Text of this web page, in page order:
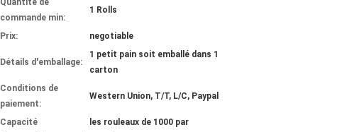
Quantité de
commande min:
1 Rolls
Prix: negotiable
Détails d'emballage:
1 petit pain soit emballé dans 1
carton
Conditions de
paiement:
Western Union, T/T, L/C, Paypal
Capacité
les rouleaux de 1000 par